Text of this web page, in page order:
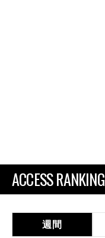
ACCESS RANKING
週間